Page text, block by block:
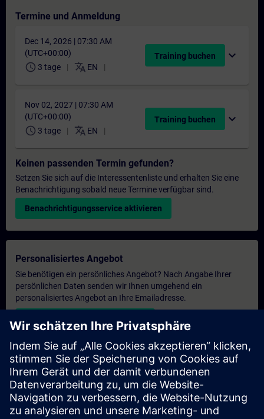
Termine und Anmeldung
Dec 14, 2026 | 07:30 AM
(UTC+00:00)
schedule 3 tage translate EN
Training buchen expand_more
Nov 02, 2027 | 07:30 AM
(UTC+00:00)
schedule 3 tage translate EN
Training buchen expand_more
Keinen passenden Termin gefunden?
Setzen Sie sich auf die Interessentenliste und erhalten Sie eine
Benachrichtigung sobald neue Termine verfügbar sind.
Benachrichtigungsservice aktivieren
Personalisiertes Angebot
Sie benötigen ein persönliches Angebot? Nach Angabe Ihrer
persönlichen Daten senden wir Ihnen umgehend ein
personalisiertes Angebot an Ihre Emailadresse.
Persönliches Angebot zusenden
Anfrage Exklusivtraining
Haben Sie Bedarf an einem höheren Schulungsangebot und
brauchen ein exklusives Training – entweder vor Ort bei Ihnen,
virtuell oder in einem SITRAIN Trainingscenter? Nachdem Sie